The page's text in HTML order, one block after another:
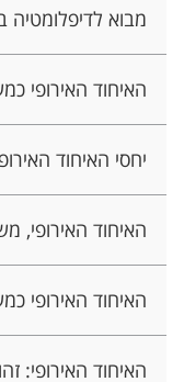
מבוא לדיפלומטיה
האיחוד האירופי כמעצמה
יחסי האיחוד
האיחוד האירופי,
האיחוד האירופי כמעצמה
האיחוד האירופי: